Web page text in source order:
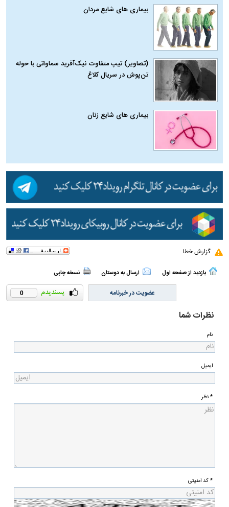
بیماری‌ های شایع مردان
(تصاویر) تیپ متفاوت نیک‌آفرید سماواتی با حوله
تن‌پوش در سریال کلاغ
بیماری‌ های شایع زنان
گزارش خطا
بازدید از صفحه اول ارسال به دوستان نسخه چاپی
0 عضویت در خبرنامه
نظرات شما
نام
ایمیل
* نظر
* کد امنیتی